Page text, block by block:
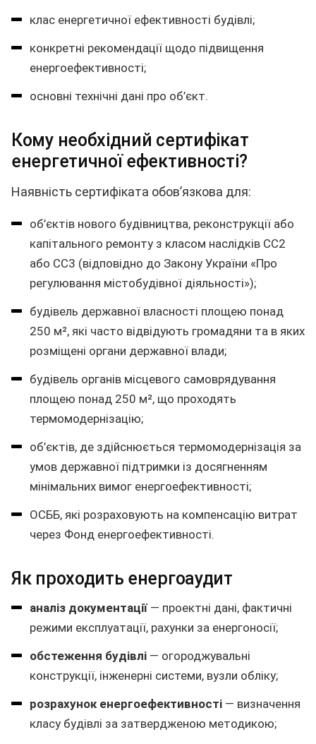
клас енергетичної ефективності будівлі;
конкретні рекомендації щодо підвищення
енергоефективності;
основні технічні дані про об’єкт.
Кому необхідний сертифікат
енергетичної ефективності?
Наявність сертифіката обов’язкова для:
об’єктів нового будівництва, реконструкції або
капітального ремонту з класом наслідків СС2
або СС3 (відповідно до Закону України «Про
регулювання містобудівної діяльності»);
будівель державної власності площею понад
250 м², які часто відвідують громадяни та в яких
розміщені органи державної влади;
будівель органів місцевого самоврядування
площею понад 250 м², що проходять
термомодернізацію;
об’єктів, де здійснюється термомодернізація за
умов державної підтримки із досягненням
мінімальних вимог енергоефективності;
ОСББ, які розраховують на компенсацію витрат
через Фонд енергоефективності.
Як проходить енергоаудит
аналіз документації— проектні дані, фактичні
режими експлуатації, рахунки за енергоносії;
обстеження будівлі — огороджувальні
конструкції, інженерні системи, вузли обліку;
розрахунок енергоефективності — визначення
класу будівлі за затвердженою методикою;